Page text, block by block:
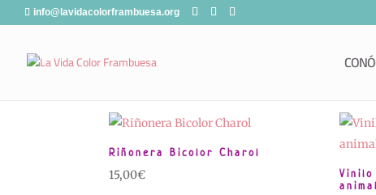
info@lavidacolorframbuesa.org
Riñonera Bicolor Charol
15,00€